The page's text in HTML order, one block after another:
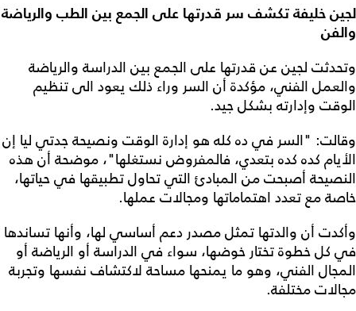
لجين خليفة تكشف سر قدرتها على الجمع بين الطب والرياضة
والفن
وتحدثت لجين عن قدرتها على الجمع بين الدراسة والرياضة
والعمل الفني، مؤكدة أن السر وراء ذلك يعود الى تنظيم
الوقت وإدارته بشكل جيد.
وقالت: "السر في ده كله هو إدارة الوقت ونصيحة جدتي ليا إن
الأيام كده كده بتعدي، فالمفروض نستغلها"، موضحة أن هذه
النصيحة أصبحت من المبادئ التي تحاول تطبيقها في حياتها،
خاصة مع تعدد اهتماماتها ومجالات عملها.
وأكدت أن والدتها تمثل مصدر دعم أساسي لها، وأنها تساندها
في كل خطوة تختار خوضها، سواء في الدراسة أو الرياضة أو
المجال الفني، وهو ما يمنحها مساحة لاكتشاف نفسها وتجربة
مجالات مختلفة.